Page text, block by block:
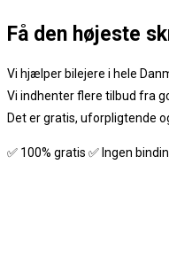
Få den højeste
Vi hjælper bilejere i hele
Vi indhenter flere tilbud fra
Det er gratis, uforpligtende
✅ 100% gratis ✅ Ingen